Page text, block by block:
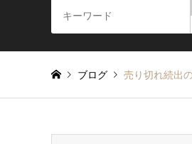
ブログ 売り切れ続出